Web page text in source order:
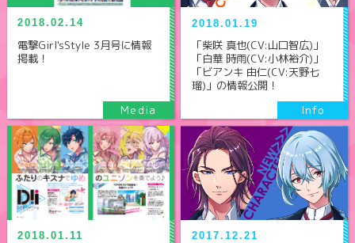
2018.02.14
電撃Girl'sStyle 3月号に情報
掲載！
2018.01.19
「柴咲 真也(CV:山口智広)」
「白華 時雨(CV:小林裕介)」
「ビアンキ 由仁(CV:天野七
瑠)」の情報公開！
2018.01.11 2017.12.21